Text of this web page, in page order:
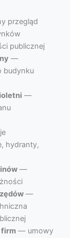
przegląd
publicznej
—
budynku
—
hydranty,
—
—
firm— umowy